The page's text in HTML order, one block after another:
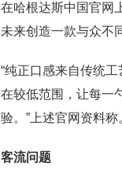
在哈根达斯中国官网
未来创造一款与众不
“纯正口感来自传统
在较低范围，让每一
验。”上述官网资料称
客流问题